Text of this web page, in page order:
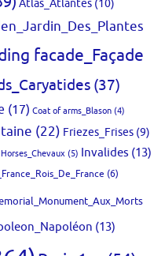
Atlas_Atlantes (10)
facade_Façade
(37)
(17) Coat of arms_Blason (4)
(22) Friezes_Frises (9)
Horses_Chevaux (5) Invalides (13)
(6)
(13)